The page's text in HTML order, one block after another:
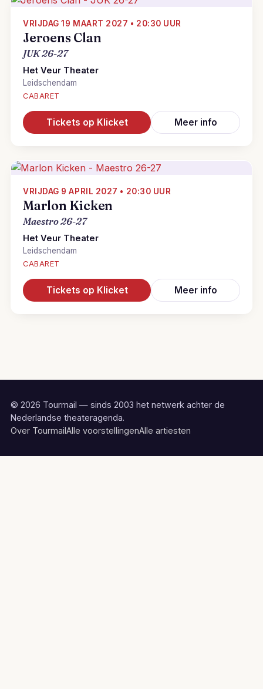
VRIJDAG 19 MAART 2027 • 20:30 UUR
Jeroens Clan
JUK 26-27
Het Veur Theater
Leidschendam
CABARET
Tickets op Klicket Meer info
VRIJDAG 9 APRIL 2027 • 20:30 UUR
Marlon Kicken
Maestro 26-27
Het Veur Theater
Leidschendam
CABARET
Tickets op Klicket Meer info
© 2026 Tourmail — sinds 2003 het netwerk achter de
Nederlandse theateragenda.
Over TourmailAlle voorstellingenAlle artiesten